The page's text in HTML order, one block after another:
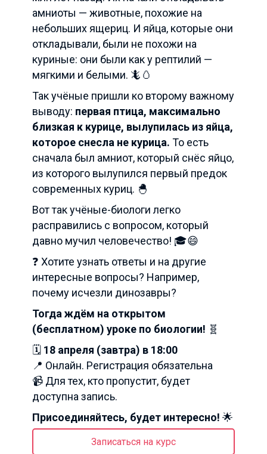
амниоты — животные, похожие на
небольших ящериц. И яйца, которые они
откладывали, были не похожи на
куриные: они были как у рептилий —
мягкими и белыми. 🦎🥚
Так учёные пришли ко второму важному
выводу: первая птица, максимально
близкая к курице, вылупилась из яйца,
которое снесла не курица. То есть
сначала был амниот, который снёс яйцо,
из которого вылупился первый предок
современных куриц. 🐣
Вот так учёные-биологи легко
расправились с вопросом, который
давно мучил человечество! 🎓😄
❓ Хотите узнать ответы и на другие
интересные вопросы? Например,
почему исчезли динозавры?
Тогда ждём на открытом
(бесплатном) уроке по биологии! 🧬
🗓 18 апреля (завтра) в 18:00
📍 Онлайн. Регистрация обязательна
📹 Для тех, кто пропустит, будет
доступна запись.
Присоединяйтесь, будет интересно! 🌟
Записаться на курс